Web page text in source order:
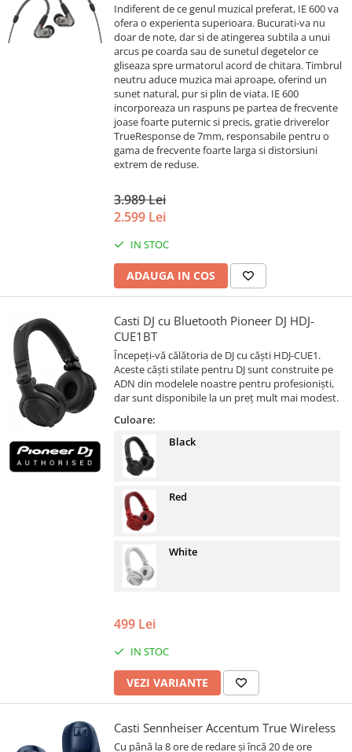
Indiferent de ce genul muzical preferat, IE 600 va
ofera o experienta superioara. Bucurati-va nu
doar de note, dar si de atingerea subtila a unui
arcus pe coarda sau de sunetul degetelor ce
gliseaza spre urmatorul acord de chitara. Timbrul
neutru aduce muzica mai aproape, oferind un
sunet natural, pur si plin de viata. IE 600
incorporeaza un raspuns pe partea de frecvente
joase foarte puternic si precis, gratie driverelor
TrueResponse de 7mm, responsabile pentru o
gama de frecvente foarte larga si distorsiuni
extrem de reduse.
3.989 Lei
2.599 Lei
IN STOC
ADAUGA IN COS
Casti DJ cu Bluetooth Pioneer DJ HDJ-
CUE1BT
Începeți-vă călătoria de DJ cu căști HDJ-CUE1.
Aceste căști stilate pentru DJ sunt construite pe
ADN din modelele noastre pentru profesioniști,
dar sunt disponibile la un preț mult mai modest.
Culoare:
Black
Red
White
499 Lei
IN STOC
VEZI VARIANTE
Casti Sennheiser Accentum True Wireless
Cu până la 8 ore de redare și încă 20 de ore